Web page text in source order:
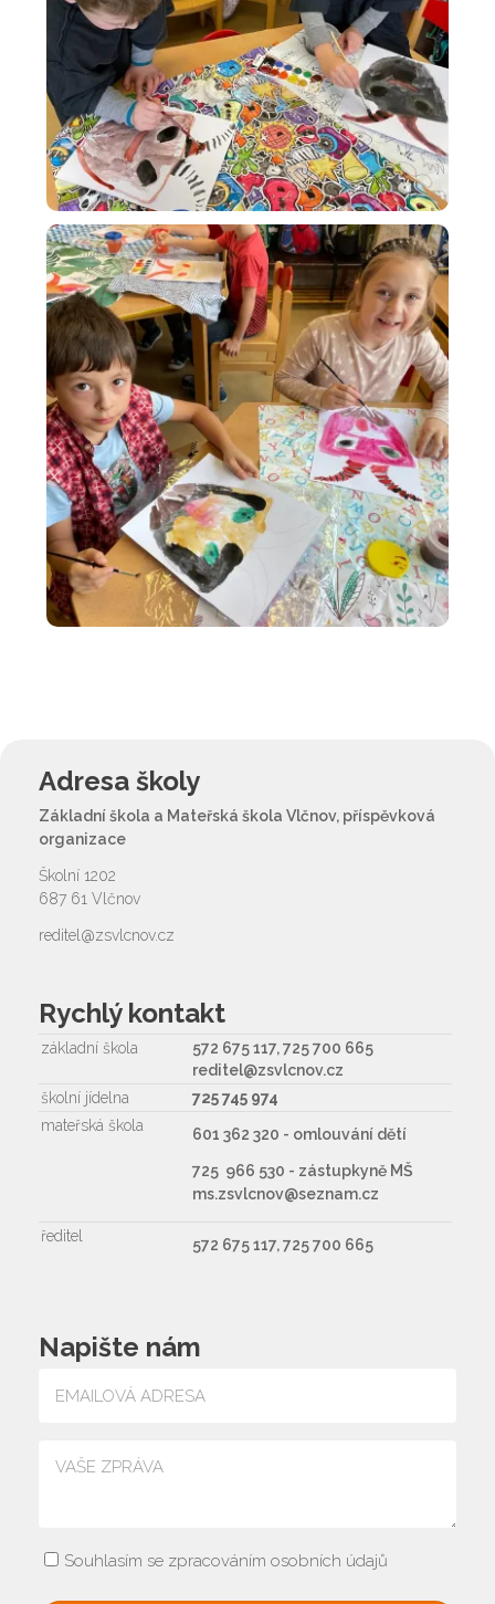
Adresa školy
Základní škola a Mateřská škola Vlčnov, příspěvková
organizace
Školní 1202
687 61 Vlčnov
reditel@zsvlcnov.cz
Rychlý kontakt
základní škola
572 675 117, 725 700 665
reditel@zsvlcnov.cz
školní jídelna
725 745 974
mateřská škola
601 362 320 - omlouvání dětí
725 966 530 - zástupkyně MŠ
ms.zsvlcnov@seznam.cz
ředitel 572 675 117, 725 700 665
Napište nám
Souhlasím se zpracováním osobních údajů